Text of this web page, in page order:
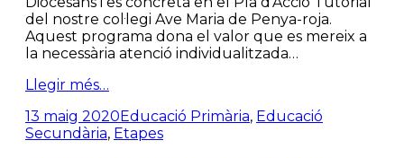
del nostre col·legi Ave Maria de Penya-roja.
Aquest programa dona el valor que es mereix a
la necessària atenció individualitzada…
Llegir més…
13 maig 2020Educació Primària, Educació
Secundària, Etapes